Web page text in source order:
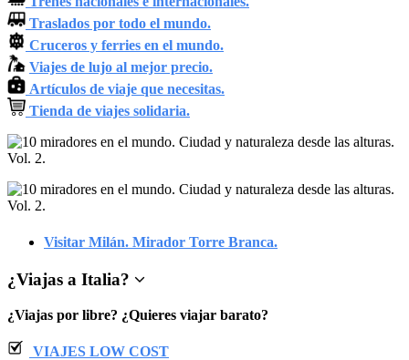
Traslados por todo el mundo.
Cruceros y ferries en el mundo.
Viajes de lujo al mejor precio.
Artículos de viaje que necesitas.
Tienda de viajes solidaria.
Visitar Milán. Mirador Torre Branca.
¿Viajas a Italia?
¿Viajas por libre? ¿Quieres viajar barato?
VIAJES LOW COST